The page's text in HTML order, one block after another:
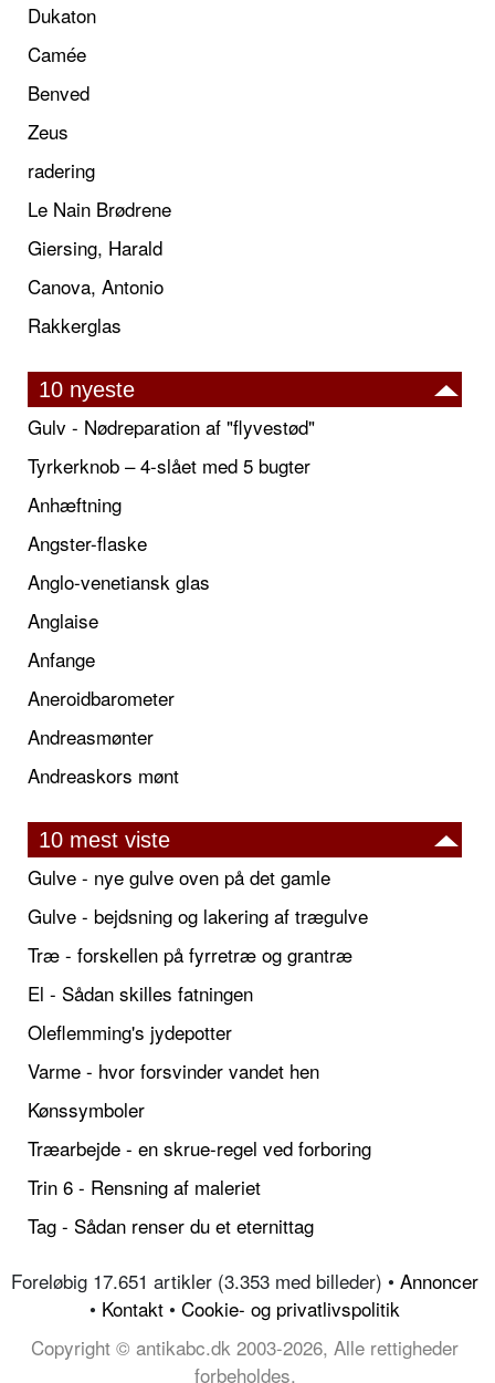
Dukaton
Camée
Benved
Zeus
radering
Le Nain Brødrene
Giersing, Harald
Canova, Antonio
Rakkerglas
10 nyeste
Gulv - Nødreparation af "flyvestød"
Tyrkerknob – 4-slået med 5 bugter
Anhæftning
Angster-flaske
Anglo-venetiansk glas
Anglaise
Anfange
Aneroidbarometer
Andreasmønter
Andreaskors mønt
10 mest viste
Gulve - nye gulve oven på det gamle
Gulve - bejdsning og lakering af trægulve
Træ - forskellen på fyrretræ og grantræ
El - Sådan skilles fatningen
Oleflemming's jydepotter
Varme - hvor forsvinder vandet hen
Kønssymboler
Træarbejde - en skrue-regel ved forboring
Trin 6 - Rensning af maleriet
Tag - Sådan renser du et eternittag
Foreløbig 17.651 artikler (3.353 med billeder) • Annoncer
• Kontakt • Cookie- og privatlivspolitik
Copyright © antikabc.dk 2003-2026, Alle rettigheder
forbeholdes.